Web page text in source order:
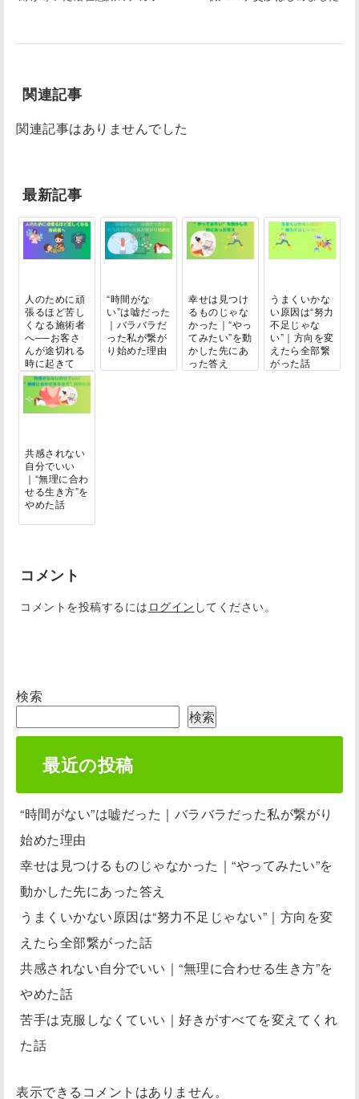
関連記事
関連記事はありませんでした
最新記事
人のために頑
張るほど苦し
くなる施術者
へ──お客さ
んが途切れる
時に起きて
い...
“時間がな
い”は嘘だった
｜バラバラだ
った私が繋が
り始めた理由
幸せは見つけ
るものじゃな
かった｜“やっ
てみたい”を動
かした先にあ
った答え
うまくいかな
い原因は“努力
不足じゃな
い”｜方向を変
えたら全部繋
がった話
共感されない
自分でいい
｜“無理に合わ
せる生き方”を
やめた話
コメント
コメントを投稿するには ログイン してください。
検索
検索
最近の投稿
“時間がない”は嘘だった｜バラバラだった私が繋がり
始めた理由
幸せは見つけるものじゃなかった｜“やってみたい”を
動かした先にあった答え
うまくいかない原因は“努力不足じゃない”｜方向を変
えたら全部繋がった話
共感されない自分でいい｜“無理に合わせる生き方”を
やめた話
苦手は克服しなくていい｜好きがすべてを変えてくれ
た話
表示できるコメントはありません。